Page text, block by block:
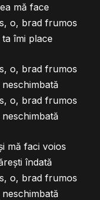
mă face
o, brad frumos
îmi place
o, brad frumos
o, brad frumos
mă faci voios
îndată
o, brad frumos